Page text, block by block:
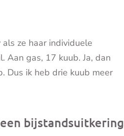
ze haar individuele
Aan gas, 17 kuub. Ja, dan
Dus ik heb drie kuub meer
bijstandsuitkering